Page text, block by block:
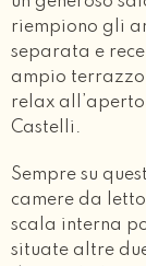
riempiono gli
separata e
ampio
relax
Castelli.
Sempre su
camere da
scala interna
situate altre